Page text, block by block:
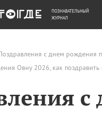
с днем рождения
Овну 2026, как поздравить
ОБЩЕСТВО ДЕНЬГИ
ПОЗНАВАТЕЛЬНЫЙ
ЖУРНАЛ